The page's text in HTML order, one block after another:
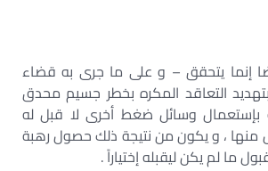
إنما يتحقق – و على ما جرى به قضاء
التعاقد المكره بخطر جسيم محدق
بإستعمال وسائل ضغط أخرى لا قبل له
منها ، و يكون من نتيجة ذلك حصول رهبة
ما لم يكن ليقبله إختياراً .